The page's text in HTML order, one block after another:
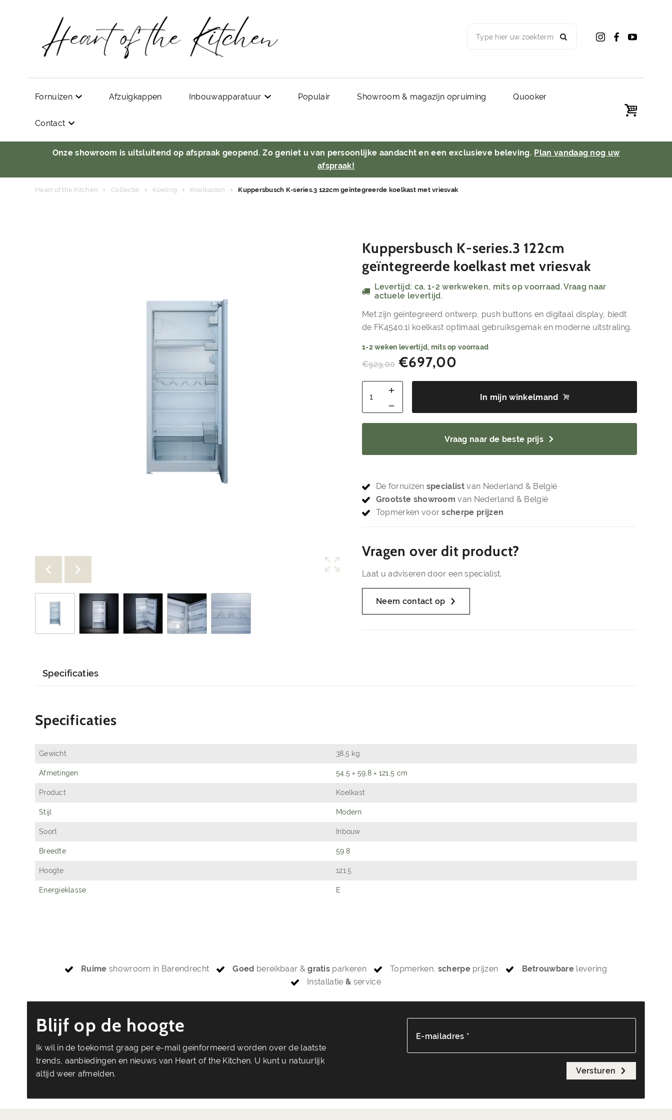
Type hier uw zoekterm
Fornuizen Afzuigkappen Inbouwapparatuur Populair Showroom & magazijn opruiming Quooker
Contact
Onze showroom is uitsluitend op afspraak geopend. Zo geniet u van persoonlijke aandacht en een exclusieve beleving. Plan vandaag nog uw
afspraak!
Heart of the Kitchen Collectie Koeling Koelkasten Kuppersbusch K-series.3 122cm geïntegreerde koelkast met vriesvak
Kuppersbusch K-series.3 122cm
geïntegreerde koelkast met vriesvak
Levertijd: ca. 1-2 werkweken, mits op voorraad. Vraag naar
actuele levertijd.
Met zijn geïntegreerd ontwerp, push buttons en digitaal display, biedt
de FK4540.1i koelkast optimaal gebruiksgemak en moderne uitstraling.
1-2 weken levertijd, mits op voorraad
€929,00 €697,00
In mijn winkelmand
Vraag naar de beste prijs
De fornuizen specialist van Nederland & België
Grootste showroom van Nederland & België
Topmerken voorscherpe prijzen
Vragen over dit product?
Laat u adviseren door een specialist.
Neem contact op
Specificaties
Specificaties
Gewicht 38,5 kg
Afmetingen 54,5 × 59,8 × 121,5 cm
Product Koelkast
Stijl Modern
Soort Inbouw
Breedte 59.8
Hoogte 121.5
Energieklasse E
Ruimeshowroom in Barendrecht Goed bereikbaar &gratis parkeren Topmerken, scherpeprijzen Betrouwbare levering
Installatie & service
Blijf op de hoogte
Ik wil in de toekomst graag per e-mail geïnformeerd worden over de laatste
trends, aanbiedingen en nieuws van Heart of the Kitchen. U kunt u natuurlijk
altijd weer afmelden.
E-mailadres *
Versturen